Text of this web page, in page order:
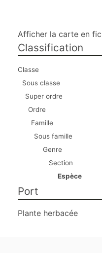
Afficher la carte en
Classification
Classe
Sous classe
Super ordre
Ordre
Famille
Sous famille
Genre
Section
Espèce
Port
Plante herbacée